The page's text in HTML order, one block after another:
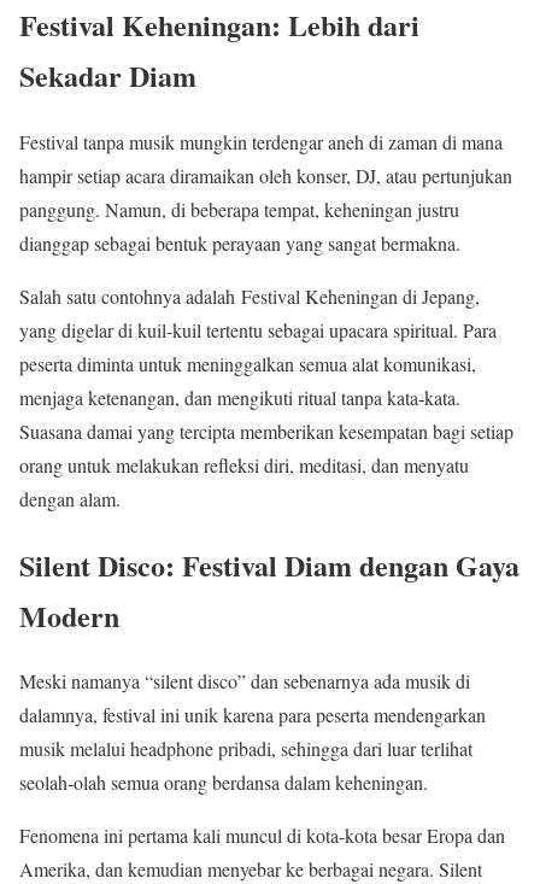
Festival Keheningan: Lebih dari
Sekadar Diam
Festival tanpa musik mungkin terdengar aneh di zaman di mana
hampir setiap acara diramaikan oleh konser, DJ, atau pertunjukan
panggung. Namun, di beberapa tempat, keheningan justru
dianggap sebagai bentuk perayaan yang sangat bermakna.
Salah satu contohnya adalah Festival Keheningan di Jepang,
yang digelar di kuil-kuil tertentu sebagai upacara spiritual. Para
peserta diminta untuk meninggalkan semua alat komunikasi,
menjaga ketenangan, dan mengikuti ritual tanpa kata-kata.
Suasana damai yang tercipta memberikan kesempatan bagi setiap
orang untuk melakukan refleksi diri, meditasi, dan menyatu
dengan alam.
Silent Disco: Festival Diam dengan Gaya
Modern
Meski namanya “silent disco” dan sebenarnya ada musik di
dalamnya, festival ini unik karena para peserta mendengarkan
musik melalui headphone pribadi, sehingga dari luar terlihat
seolah-olah semua orang berdansa dalam keheningan.
Fenomena ini pertama kali muncul di kota-kota besar Eropa dan
Amerika, dan kemudian menyebar ke berbagai negara. Silent